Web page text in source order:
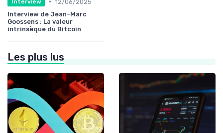
Interview
12/06/2025
Interview de Jean-Marc
Goossens : La valeur
intrinsèque du Bitcoin
Les plus lus